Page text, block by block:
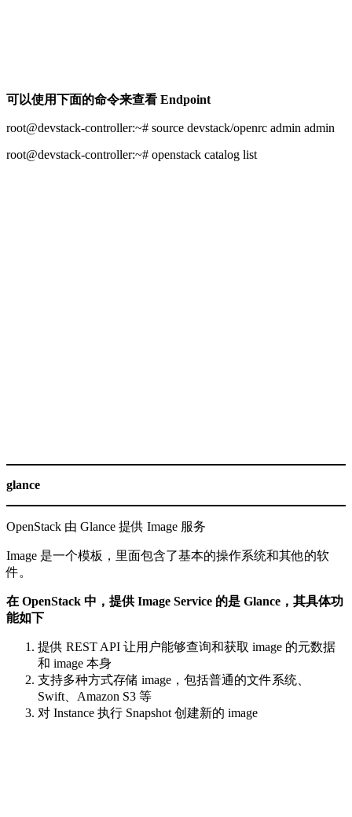
可以使用下面的命令来查看 Endpoint
root@devstack-controller:~# source devstack/openrc admin admin
root@devstack-controller:~# openstack catalog list
glance
OpenStack 由 Glance 提供 Image 服务
Image 是一个模板，里面包含了基本的操作系统和其他的软
件。
在 OpenStack 中，提供 Image Service 的是 Glance，其具体功
能如下
提供 REST API 让用户能够查询和获取 image 的元数据
和 image 本身
支持多种方式存储 image，包括普通的文件系统、
Swift、Amazon S3 等
对 Instance 执行 Snapshot 创建新的 image